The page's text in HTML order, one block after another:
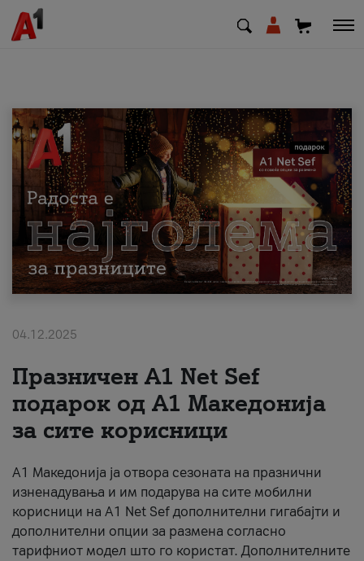
МК EN SQ
Приватни Деловни
Поддршка
Надополни кредит
За нас
#ПодобарОнлајн
04.12.2025
Празничен A1 Net Sеf
подарок од А1 Македонија
за сите корисници
А1 Македонија ја отвора сезоната на празнични
изненадувања и им подарува на сите мобилни
корисници на A1 Net Sef дополнителни гигабајти и
дополнителни опции за размена согласно
тарифниот модел што го користат. Дополнителните